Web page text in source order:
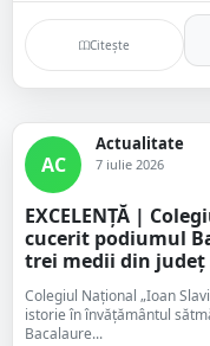
Citește
AC
Actualitate
7 iulie 2026
EXCELENȚĂ |
cucerit podiumul
trei medii din județ
Colegiul Național „Ioan
istorie în învățământul
Bacalaure...